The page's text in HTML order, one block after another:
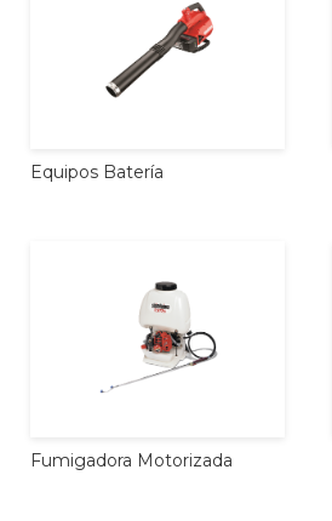
Equipos Batería
Fumigadora Motorizada